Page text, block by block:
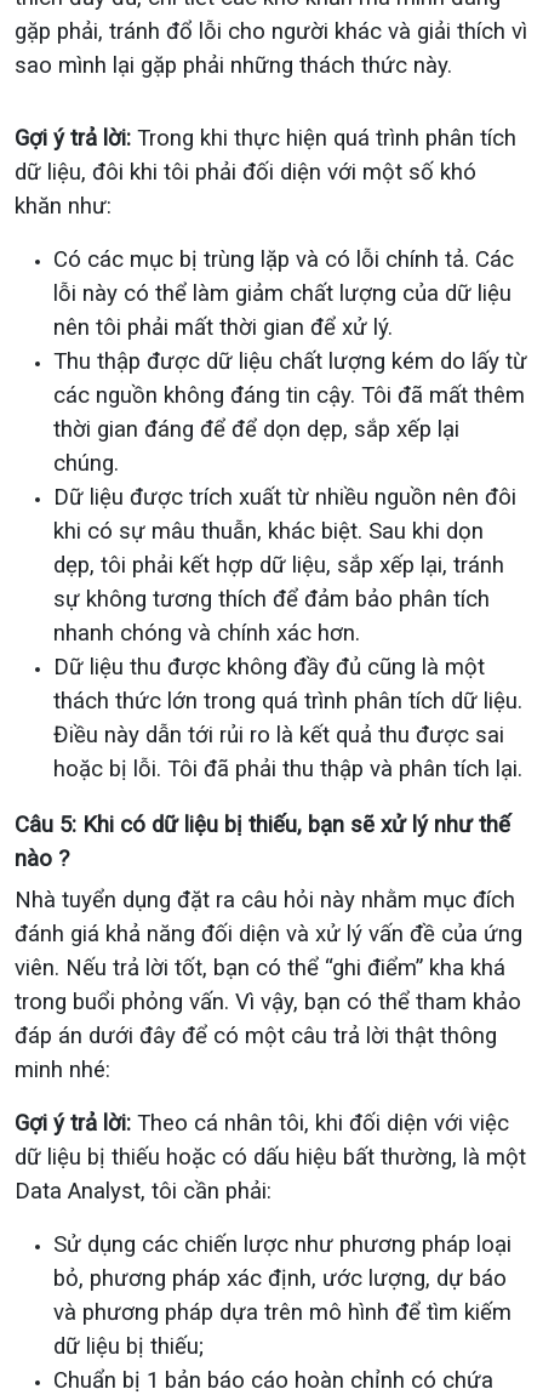
gặp phải, tránh đổ lỗi cho người khác và giải thích vì
sao mình lại gặp phải những thách thức này.
Gợi ý trả lời: Trong khi thực hiện quá trình phân tích
dữ liệu, đôi khi tôi phải đối diện với một số khó
khăn như:
Có các mục bị trùng lặp và có lỗi chính tả. Các
lỗi này có thể làm giảm chất lượng của dữ liệu
nên tôi phải mất thời gian để xử lý.
Thu thập được dữ liệu chất lượng kém do lấy từ
các nguồn không đáng tin cậy. Tôi đã mất thêm
thời gian đáng để để dọn dẹp, sắp xếp lại
chúng.
Dữ liệu được trích xuất từ nhiều nguồn nên đôi
khi có sự mâu thuẫn, khác biệt. Sau khi dọn
dẹp, tôi phải kết hợp dữ liệu, sắp xếp lại, tránh
sự không tương thích để đảm bảo phân tích
nhanh chóng và chính xác hơn.
Dữ liệu thu được không đầy đủ cũng là một
thách thức lớn trong quá trình phân tích dữ liệu.
Điều này dẫn tới rủi ro là kết quả thu được sai
hoặc bị lỗi. Tôi đã phải thu thập và phân tích lại.
Câu 5: Khi có dữ liệu bị thiếu, bạn sẽ xử lý như thế
nào ?
Nhà tuyển dụng đặt ra câu hỏi này nhằm mục đích
đánh giá khả năng đối diện và xử lý vấn đề của ứng
viên. Nếu trả lời tốt, bạn có thể “ghi điểm” kha khá
trong buổi phỏng vấn. Vì vậy, bạn có thể tham khảo
đáp án dưới đây để có một câu trả lời thật thông
minh nhé:
Gợi ý trả lời: Theo cá nhân tôi, khi đối diện với việc
dữ liệu bị thiếu hoặc có dấu hiệu bất thường, là một
Data Analyst, tôi cần phải:
Sử dụng các chiến lược như phương pháp loại
bỏ, phương pháp xác định, ước lượng, dự báo
và phương pháp dựa trên mô hình để tìm kiếm
dữ liệu bị thiếu;
Chuẩn bị 1 bản báo cáo hoàn chỉnh có chứa